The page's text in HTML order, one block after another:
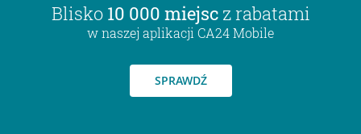
Blisko 10 000 miejsc z rabatami
w naszej aplikacji CA24 Mobile
SPRAWDŹ